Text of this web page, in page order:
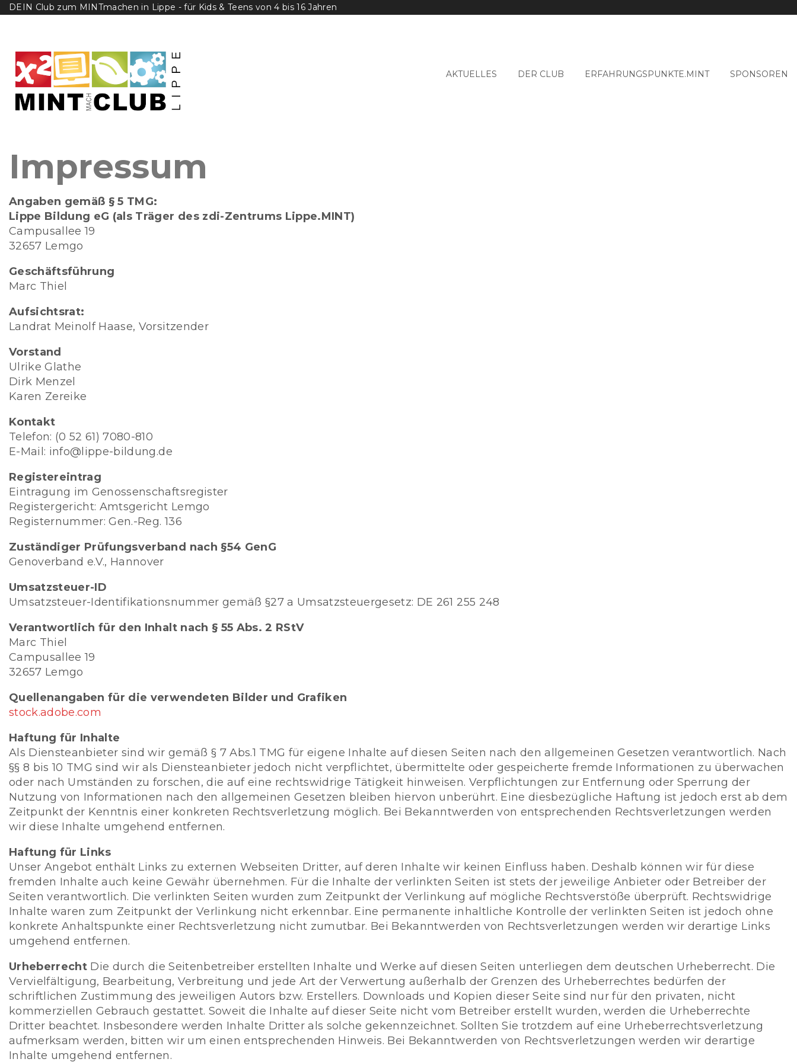
SkipDEIN Club zum MINTmachen in Lippe - für Kids & Teens von 4 bis 16 Jahren
AKTUELLES DER CLUB ERFAHRUNGSPUNKTE.MINT SPONSOREN
IMPRESSUM
Impressum
Angaben gemäß § 5 TMG:
Lippe Bildung eG (als Träger des zdi-Zentrums Lippe.MINT)
Campusallee 19
32657 Lemgo
Geschäftsführung
Marc Thiel
Aufsichtsrat:
Landrat Meinolf Haase, Vorsitzender
Vorstand
Ulrike Glathe
Dirk Menzel
Karen Zereike
Kontakt
Telefon: (0 52 61) 7080-810
E-Mail: info@lippe-bildung.de
Registereintrag
Eintragung im Genossenschaftsregister
Registergericht: Amtsgericht Lemgo
Registernummer: Gen.-Reg. 136
Zuständiger Prüfungsverband nach §54 GenG
Genoverband e.V., Hannover
Umsatzsteuer-ID
Umsatzsteuer-Identifikationsnummer gemäß §27 a Umsatzsteuergesetz: DE 261 255 248
Verantwortlich für den Inhalt nach § 55 Abs. 2 RStV
Marc Thiel
Campusallee 19
32657 Lemgo
Quellenangaben für die verwendeten Bilder und Grafiken
stock.adobe.com
Haftung für Inhalte
Als Diensteanbieter sind wir gemäß § 7 Abs.1 TMG für eigene Inhalte auf diesen Seiten nach den allgemeinen Gesetzen verantwortlich. Nach
§§ 8 bis 10 TMG sind wir als Diensteanbieter jedoch nicht verpflichtet, übermittelte oder gespeicherte fremde Informationen zu überwachen
oder nach Umständen zu forschen, die auf eine rechtswidrige Tätigkeit hinweisen. Verpflichtungen zur Entfernung oder Sperrung der
Nutzung von Informationen nach den allgemeinen Gesetzen bleiben hiervon unberührt. Eine diesbezügliche Haftung ist jedoch erst ab dem
Zeitpunkt der Kenntnis einer konkreten Rechtsverletzung möglich. Bei Bekanntwerden von entsprechenden Rechtsverletzungen werden
wir diese Inhalte umgehend entfernen.
Haftung für Links
Unser Angebot enthält Links zu externen Webseiten Dritter, auf deren Inhalte wir keinen Einfluss haben. Deshalb können wir für diese
fremden Inhalte auch keine Gewähr übernehmen. Für die Inhalte der verlinkten Seiten ist stets der jeweilige Anbieter oder Betreiber der
Seiten verantwortlich. Die verlinkten Seiten wurden zum Zeitpunkt der Verlinkung auf mögliche Rechtsverstöße überprüft. Rechtswidrige
Inhalte waren zum Zeitpunkt der Verlinkung nicht erkennbar. Eine permanente inhaltliche Kontrolle der verlinkten Seiten ist jedoch ohne
konkrete Anhaltspunkte einer Rechtsverletzung nicht zumutbar. Bei Bekanntwerden von Rechtsverletzungen werden wir derartige Links
umgehend entfernen.
Urheberrecht Die durch die Seitenbetreiber erstellten Inhalte und Werke auf diesen Seiten unterliegen dem deutschen Urheberrecht. Die
Vervielfältigung, Bearbeitung, Verbreitung und jede Art der Verwertung außerhalb der Grenzen des Urheberrechtes bedürfen der
schriftlichen Zustimmung des jeweiligen Autors bzw. Erstellers. Downloads und Kopien dieser Seite sind nur für den privaten, nicht
kommerziellen Gebrauch gestattet. Soweit die Inhalte auf dieser Seite nicht vom Betreiber erstellt wurden, werden die Urheberrechte
Dritter beachtet. Insbesondere werden Inhalte Dritter als solche gekennzeichnet. Sollten Sie trotzdem auf eine Urheberrechtsverletzung
aufmerksam werden, bitten wir um einen entsprechenden Hinweis. Bei Bekanntwerden von Rechtsverletzungen werden wir derartige
Inhalte umgehend entfernen.